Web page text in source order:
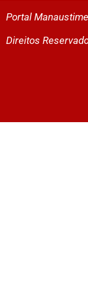
Portal
Direitos